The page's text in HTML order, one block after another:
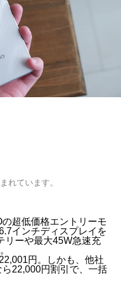
れています。
超低価格エントリーモ
インチディスプレイを
リーや最大45W急速充
円。しかも、他社
22,000円割引で、一括